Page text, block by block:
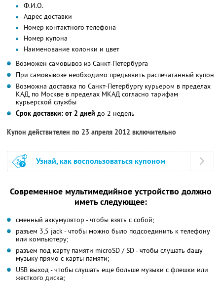
Ф.И.О.
Адрес доставки
Номер контактного телефона
Номер купона
Наименование колонки и цвет
Возможен самовывоз из Санкт-Петербурга
При самовывозе необходимо предъявить распечатанный купон
Возможна доставка по Санкт-Петербургу курьером в пределах
КАД, по Москве в пределах МКАД согласно тарифам
курьерской службы
Срок доставки: от 2 дней до 2 недель
Купон действителен по 23 апреля 2012 включительно
Узнай, как воспользоваться купоном
Современное мультимедийное устройство должно
иметь следующее:
сменный аккумулятор - чтобы взять с собой;
разъем 3,5 jack - чтобы можно было подсоединить к телефону
или компьютеру;
разъем под карту памяти microSD / SD - чтобы слушать dашу
музыку прямо с карты памяти;
USB выход - чтобы слушать еще больше музыки с флешки или
жесткого диска;